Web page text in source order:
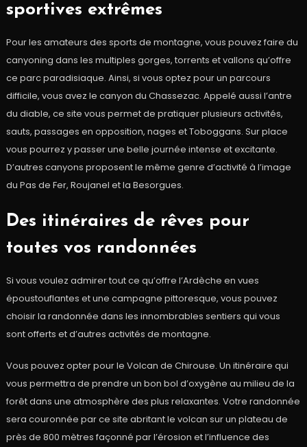
sportives extrêmes
Pour les amateurs des sports de montagne, vous pouvez faire du
canyoning dans les multiples gorges, torrents et vallons qu’offre
ce parc paradisiaque. Ainsi, si vous optez pour un parcours
difficile, vous avez le canyon du Chassezac. Appelé aussi l’antre
du diable, ce site vous permet de pratiquer plusieurs activités,
sauts, passages en opposition, nages et Toboggans. Sur place
vous pourrez y passer une belle journée intense et excitante.
D’autres canyons proposent le même genre d’activité à l’image
du Pas de Fer, Roujanel et la Besorgues.
Des itinéraires de rêves pour
toutes vos randonnées
Si vous voulez admirer tout ce qu’offre l’Ardèche en vues
époustouflantes et une campagne pittoresque, vous pouvez
choisir la randonnée dans les innombrables sentiers qui vous
sont offerts et d’autres activités de montagne.
Vous pouvez opter pour le Volcan de Chirouse. Un itinéraire qui
vous permettra de prendre un bon bol d’oxygène au milieu de la
forêt dans une atmosphère des plus relaxantes. Votre randonnée
sera couronnée par ce site abritant le volcan sur un plateau de
près de 800 mètres façonné par l’érosion et l’influence des